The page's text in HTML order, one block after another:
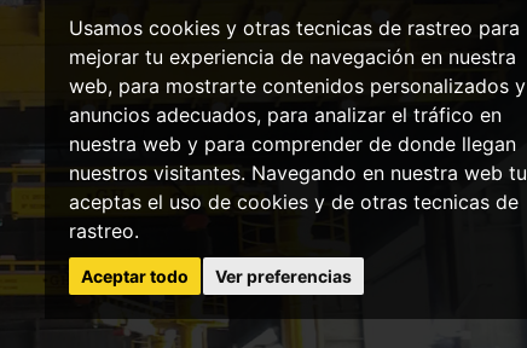
Usamos cookies y otras tecnicas de rastreo para
mejorar tu experiencia de navegación en nuestra
web, para mostrarte contenidos personalizados y
anuncios adecuados, para analizar el tráfico en
nuestra web y para comprender de donde llegan
nuestros visitantes. Navegando en nuestra web tu
aceptas el uso de cookies y de otras tecnicas de
rastreo.
Aceptar todo Ver preferencias